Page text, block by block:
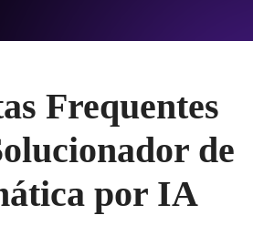
Frequentes
de
por IA